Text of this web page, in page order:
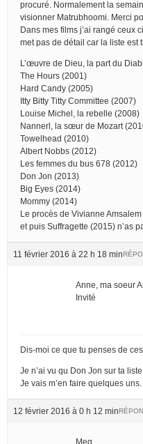
procuré. Normalement la
visionner Matrubhoomi. Merci
Dans mes films j’ai rangé ceux
met pas de détail car la liste est
L’œuvre de Dieu, la part du
The Hours (2001)
Hard Candy (2005)
Itty Bitty Titty Committee (2007)
Louise Michel, la rebelle (2008)
Nannerl, la sœur de Mozart
Towelhead (2010)
Albert Nobbs (2012)
Les femmes du bus 678 (2012)
Don Jon (2013)
Big Eyes (2014)
Mommy (2014)
Le procès de Vivianne
et puis Suffragette (2015) n’as
11 février 2016 à 22 h 18 min
Anne, ma soeur
Invité
Dis-moi ce que tu penses de
Je n’ai vu qu Don Jon sur ta
Je vais m’en faire quelques uns.
12 février 2016 à 0 h 12 min
Meg